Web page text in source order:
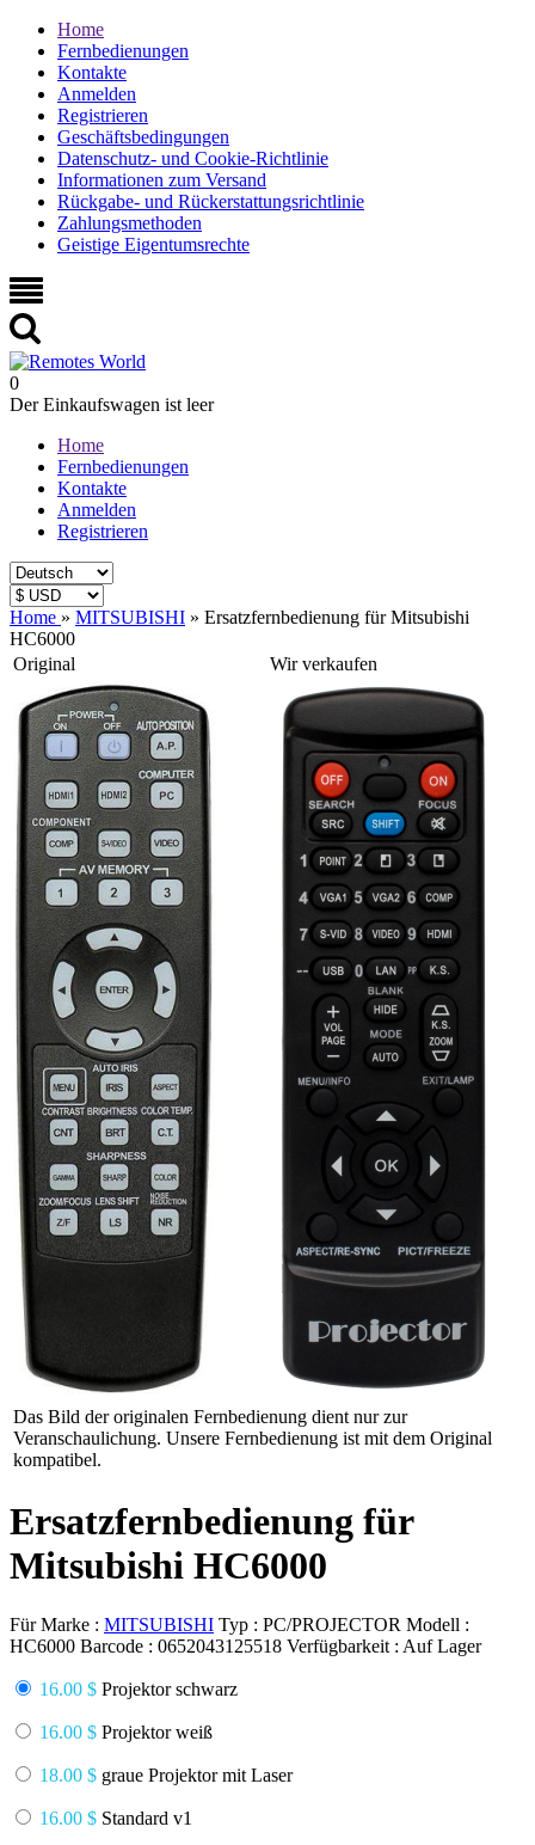
Home
Fernbedienungen
Kontakte
Anmelden
Registrieren
Geschäftsbedingungen
Datenschutz- und Cookie-Richtlinie
Informationen zum Versand
Rückgabe- und Rückerstattungsrichtlinie
Zahlungsmethoden
Geistige Eigentumsrechte
0
Der Einkaufswagen ist leer
Home
Fernbedienungen
Kontakte
Anmelden
Registrieren
Home » MITSUBISHI » Ersatzfernbedienung für Mitsubishi
HC6000
Original
Wir verkaufen
Das Bild der originalen Fernbedienung dient nur zur
Veranschaulichung. Unsere Fernbedienung ist mit dem Original
kompatibel.
Ersatzfernbedienung für
Mitsubishi HC6000
Für Marke : MITSUBISHI Typ : PC/PROJECTOR Modell :
HC6000 Barcode : 0652043125518 Verfügbarkeit : Auf Lager
16.00 $ Projektor schwarz
16.00 $ Projektor weiß
18.00 $ graue Projektor mit Laser
16.00 $ Standard v1